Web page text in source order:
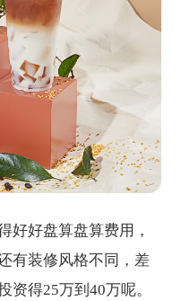
好盘算盘算费用，
有装修风格不同，差
资得25万到40万呢。